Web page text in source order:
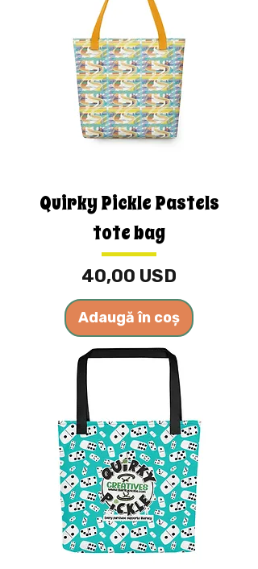
Quirky Pickle Pastels
tote bag
Preț
40,00 USD
Adaugă în coș